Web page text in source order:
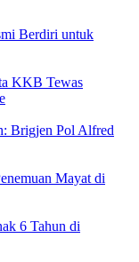
Berdiri untuk
KKB Tewas
Brigjen Pol Alfred
Mayat di
6 Tahun di